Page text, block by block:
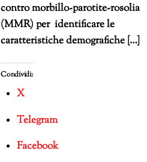
contro morbillo-parotite-rosolia
(MMR) per identificare le
caratteristiche demografiche […]
Condividi:
X
Telegram
Facebook